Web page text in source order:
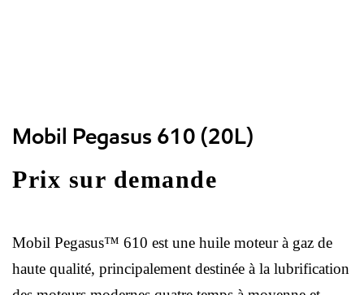
Mobil Pegasus 610 (20L)
Prix sur demande
Mobil Pegasus™ 610 est une huile moteur à gaz de
haute qualité, principalement destinée à la lubrification